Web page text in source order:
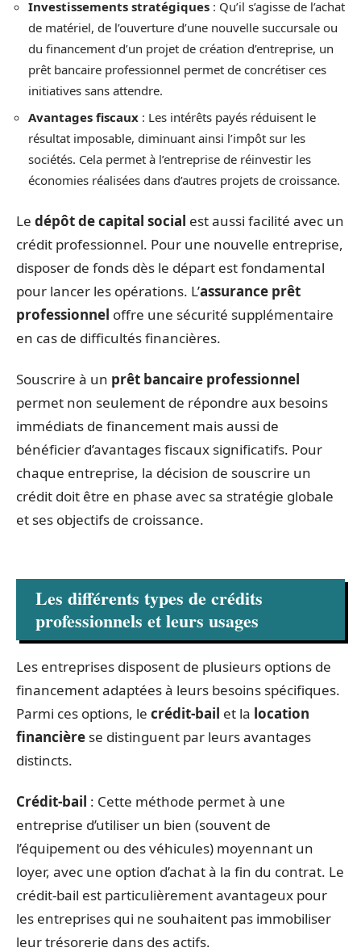
Investissements stratégiques : Qu’il s’agisse de l’achat
de matériel, de l’ouverture d’une nouvelle succursale ou
du financement d’un projet de création d’entreprise, un
prêt bancaire professionnel permet de concrétiser ces
initiatives sans attendre.
Avantages fiscaux : Les intérêts payés réduisent le
résultat imposable, diminuant ainsi l’impôt sur les
sociétés. Cela permet à l’entreprise de réinvestir les
économies réalisées dans d’autres projets de croissance.
Le dépôt de capital social est aussi facilité avec un
crédit professionnel. Pour une nouvelle entreprise,
disposer de fonds dès le départ est fondamental
pour lancer les opérations. L’assurance prêt
professionnel offre une sécurité supplémentaire
en cas de difficultés financières.
Souscrire à un prêt bancaire professionnel
permet non seulement de répondre aux besoins
immédiats de financement mais aussi de
bénéficier d’avantages fiscaux significatifs. Pour
chaque entreprise, la décision de souscrire un
crédit doit être en phase avec sa stratégie globale
et ses objectifs de croissance.
Les différents types de crédits
professionnels et leurs usages
Les entreprises disposent de plusieurs options de
financement adaptées à leurs besoins spécifiques.
Parmi ces options, le crédit-bail et la location
financière se distinguent par leurs avantages
distincts.
Crédit-bail : Cette méthode permet à une
entreprise d’utiliser un bien (souvent de
l’équipement ou des véhicules) moyennant un
loyer, avec une option d’achat à la fin du contrat. Le
crédit-bail est particulièrement avantageux pour
les entreprises qui ne souhaitent pas immobiliser
leur trésorerie dans des actifs.